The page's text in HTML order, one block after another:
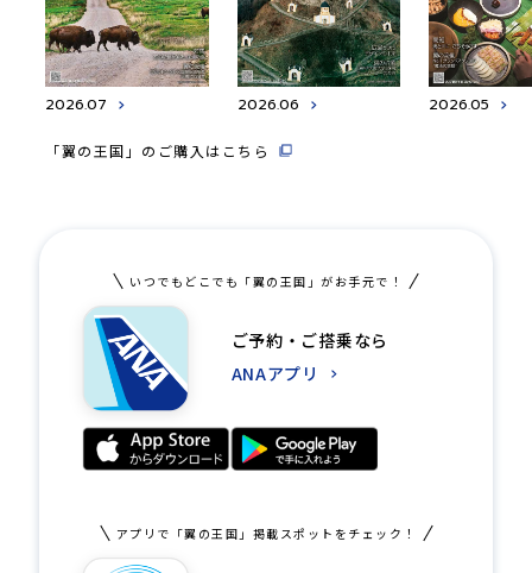
2026.07 2026.06 2026.05
「翼の王国」のご購入はこちら
いつでもどこでも「翼の王国」がお手元で！
ご予約・ご搭乗なら
ANAアプリ
アプリで「翼の王国」掲載スポットをチェック！